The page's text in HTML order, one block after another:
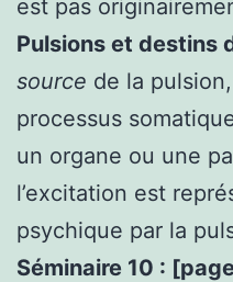
est pas
Pulsions et destins
source de la
processus
un organe ou une
l’excitation est
psychique par la
Séminaire 10 :